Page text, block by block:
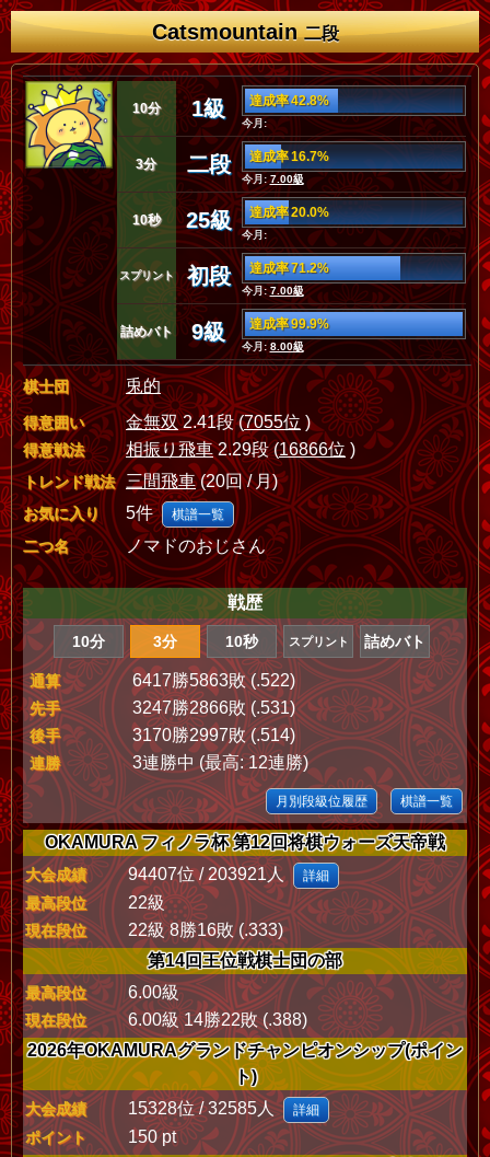
Catsmountain二段
10分 1級 達成率 42.8%
今月:
3分 二段 達成率 16.7%
今月:7.00級
10秒 25級 達成率 20.0%
今月:
スプリント 初段 達成率 71.2%
今月:7.00級
詰めバト 9級 達成率 99.9%
今月:8.00級
棋士団 兎的
得意囲い 金無双2.41段 (7055位 )
得意戦法 相振り飛車2.29段 (16866位 )
トレンド戦法 三間飛車(20回 / 月)
お気に入り 5件 棋譜一覧
二つ名 ノマドのおじさん
戦歴
10分 3分 10秒 スプリント 詰めバト
通算 6417勝5863敗 (.522)
先手 3247勝2866敗 (.531)
後手 3170勝2997敗 (.514)
連勝 3連勝中 (最高: 12連勝)
月別段級位履歴 棋譜一覧
OKAMURA フィノラ杯 第12回将棋ウォーズ天帝戦
大会成績 94407位 / 203921人 詳細
最高段位 22級
現在段位
22級 8勝16敗 (.333)
第14回王位戦棋士団の部
最高段位 6.00級
現在段位
6.00級 14勝22敗 (.388)
2026年OKAMURAグランドチャンピオンシップ(ポイン
ト)
大会成績 15328位 / 32585人 詳細
ポイント
150 pt